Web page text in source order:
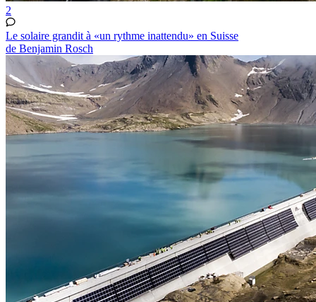
2
Le solaire grandit à «un rythme inattendu» en Suisse
de Benjamin Rosch